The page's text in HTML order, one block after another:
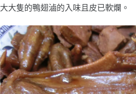
大大隻的鴨翅滷的入味且皮已軟爛。